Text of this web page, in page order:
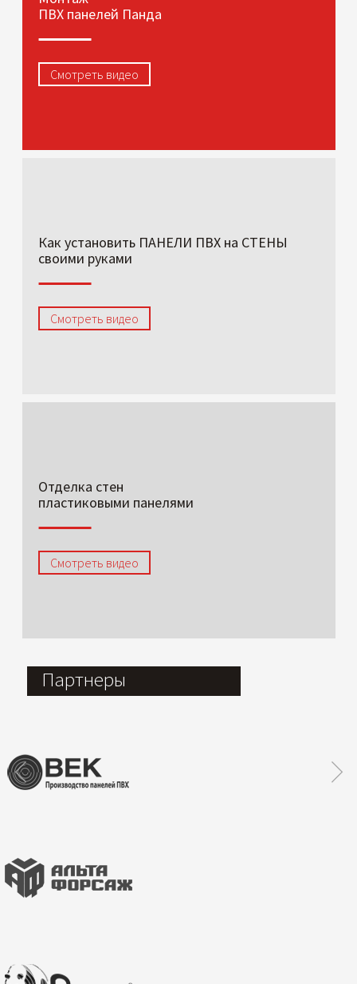
ПВХ панелей Панда
Смотреть видео
Как установить ПАНЕЛИ ПВХ на СТЕНЫ
своими руками
Смотреть видео
Отделка стен
пластиковыми панелями
Смотреть видео
Партнеры